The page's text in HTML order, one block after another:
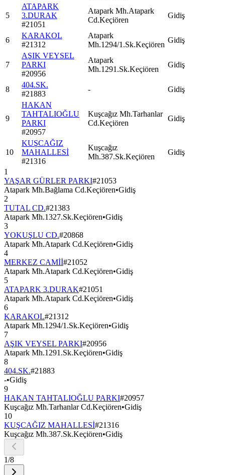
5
ATAPARK
3.DURAK
#21051
Atapark Mh.Atapark
Cd.Keçiören
Gidiş
6
KARAKOL
#21312
Atapark
Mh.1294/1.Sk.Keçiören
Gidiş
7
AŞIK VEYSEL
PARKI
#20956
Atapark
Mh.1291.Sk.Keçiören
Gidiş
8
404.SK.
#21883
- Gidiş
9
HAKAN
TAHTALIOĞLU
PARKI
#20957
Kuşcağız Mh.Tarhanlar
Cd.Keçiören
Gidiş
10
KUŞCAĞIZ
MAHALLESİ
#21316
Kuşcağız
Mh.387.Sk.Keçiören
Gidiş
1
YAŞAR GÜRLER PARKI#21053
Atapark Mh.Bağlama Cd.Keçiören•Gidiş
2
TUTAL CD.#21383
Atapark Mh.1327.Sk.Keçiören•Gidiş
3
YOKUŞLU CD.#20868
Atapark Mh.Atapark Cd.Keçiören•Gidiş
4
MERKEZ CAMİİ#21052
Atapark Mh.Atapark Cd.Keçiören•Gidiş
5
ATAPARK 3.DURAK#21051
Atapark Mh.Atapark Cd.Keçiören•Gidiş
6
KARAKOL#21312
Atapark Mh.1294/1.Sk.Keçiören•Gidiş
7
AŞIK VEYSEL PARKI#20956
Atapark Mh.1291.Sk.Keçiören•Gidiş
8
404.SK.#21883
-•Gidiş
9
HAKAN TAHTALIOĞLU PARKI#20957
Kuşcağız Mh.Tarhanlar Cd.Keçiören•Gidiş
10
KUŞCAĞIZ MAHALLESİ#21316
Kuşcağız Mh.387.Sk.Keçiören•Gidiş
1/8